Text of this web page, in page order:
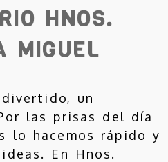
HNOS.
MIGUEL
un
las prisas del día
lo hacemos rápido y
En Hnos.